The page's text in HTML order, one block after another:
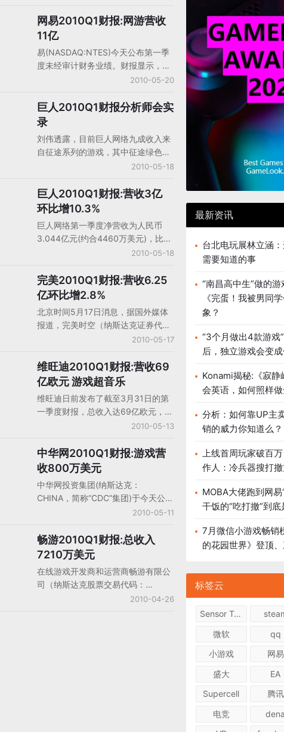
件第一季度网游营收为1.617亿元，较
上一季度的2亿元下降了19%，较09
年同期的1.628亿元下降1%。
网易2010Q1财报:网游营收
11亿
易(NASDAQ:NTES)今天公布第一季
度未经审计财务业绩。财报显示，网
易第一季度总收入达12亿元，同比增
同比增长8%。 网易第一季度在线游
戏服务收入达11亿元（1.59亿美
元），上一季度为11亿元，基本与上
一季度持平。去年同期为7.24亿元，
同比增长50%
2010-05-20
巨人2010Q1财报分析师会实
录
刘伟透露，目前巨人网络九成收入来
自征途系列的游戏，其中征途绿色版
大概占四分之一，她表示，《万王之
出来。照此算法，巨人网络两款主打
游戏《征途》和《绿色征途》营收约
为2.736亿元，其中《绿色征途》约
为6800万元。
2010-05-18
巨人2010Q1财报:营收3亿
环比增10.3%
巨人网络第一季度净营收为人民币
3.044亿元(约合4460万美元)，比去
年同期下滑18.5％，比上一季度增长
币1.852亿元(约合2710万美元)，比
去年同期下滑20.1％，比上一季度下
滑6.3％。
2010-05-18
完美2010Q1财报:营收6.25
亿环比增2.8%
北京时间5月17日消息，据国外媒体
报道，完美时空（纳斯达克证券代
码：PWRD）周一发布了截至3月31
财报显示，完美时空第一季度总营收
为人民币6.250亿元（约合9160万美
元），比上一季度增长2.8%，同比增
长47.0%；净利润为人民币3.052亿
元（约合4470万美元），比上一季
度增长12.7%，同比增长40.3%。
2010-05-17
维旺迪2010Q1财报:营收69
亿欧元 游戏超音乐
维旺迪日前发布了截至3月31日的第
一季度财报，总收入达69亿欧元，同
比增长6％。其中净收入7.36亿欧
13.4％，相当于每股增长0.6欧元。
本季公司股票上涨超过3％，截至发
稿时其股价为18.50欧元，公司市值
227亿欧元。
2010-05-13
中华网2010Q1财报:游戏营
收800万美元
中华网投资集团(纳斯达克：
CHINA，简称“CDC”集团)于今天公布
了其截至3月31日的2010年第一季度
一季度，中华网投资集团旗下的CDC
游戏部门符合美国通用会计准则的收
入为800万美元，去年同期则为630
万美元;经调整的税息折旧及摊销前利
润为120万美元，去年同期则为90万
2010-05-11
畅游2010Q1财报:总收入
7210万美元
在线游戏开发商和运营商畅游有限公
司（纳斯达克股票交易代码：
CYOU）今天公布了截至2010年3月
2010-04-26
最新资讯
台北电玩展林立涵
需要知道的事
“南昌高中生”做的游
《完蛋！我被男同
象？
“3个月做出4款游戏
后，独立游戏会变成
Konami揭秘:《寂静
会英语，如何照样
分析：如何靠UP主
销的威力你知道么？
上线首周玩家破百
作人：冷兵器搜打
MOBA大佬跑到网
干饭的“吃打撤”到底
7月微信小游戏畅销
的花园世界》登顶
标签云
Sensor Tower
微软
qq
小游戏
网易
盛大
EA
Supercell
腾讯
电竞
dena